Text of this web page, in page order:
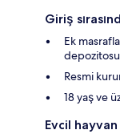
Giriş
Ek
Resmi
18 yaş ve
Evcil hayvan